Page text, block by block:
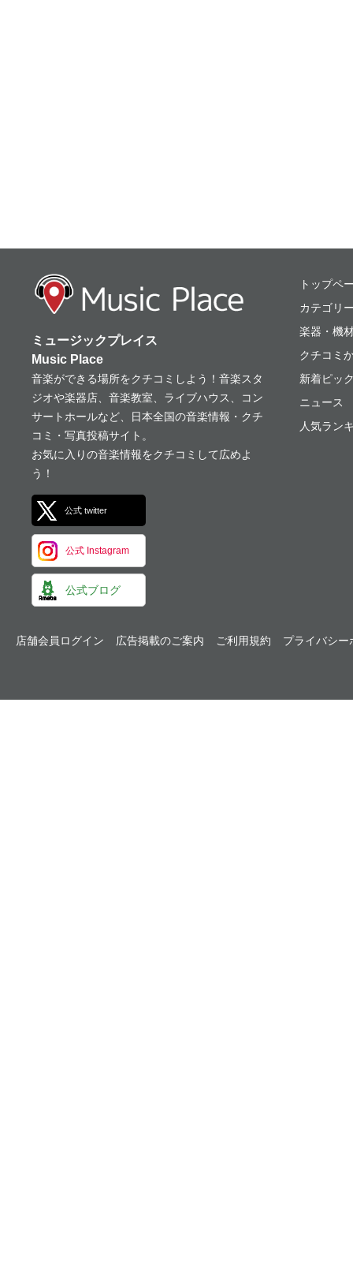
ミュージックプレ
ミュージックプレイス
Music Place
音楽ができる場所をクチコミしよう！音楽スタ
ジオや楽器店、音楽教室、ライブハウス、コン
サートホールなど、日本全国の音楽情報・クチ
コミ・写真投稿サイト。
お気に入りの音楽情報をクチコミして広めよ
う！
公式 twitter
公式 Instagram
公式ブログ
トップペ
カテゴリ
楽器・機
クチコミ
新着ピッ
ニュース
人気ラン
店舗会員ログイン 広告掲載のご案内 ご利用規約 プライバシー